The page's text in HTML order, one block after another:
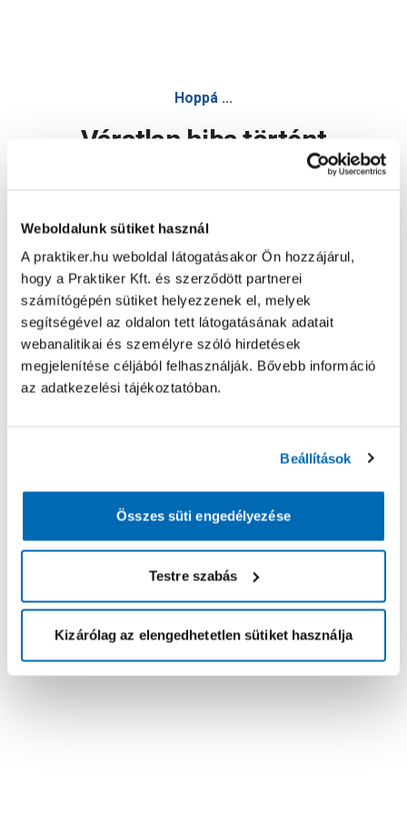
Weboldalunk sütiket használ
A praktiker.hu weboldal látogatásakor Ön hozzájárul,
hogy a Praktiker Kft. és szerződött partnerei
számítógépén sütiket helyezzenek el, melyek
segítségével az oldalon tett látogatásának adatait
webanalitikai és személyre szóló hirdetések
megjelenítése céljából felhasználják. Bővebb információ
az adatkezelési tájékoztatóban.
Beállítások
Összes süti engedélyezése
Testre szabás
Kizárólag az elengedhetetlen sütiket használja
Hoppá ...
Váratlan hiba történt
Oldal újratöltése